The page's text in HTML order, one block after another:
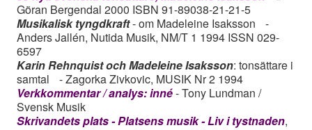
Göran Bergendal 2000 ISBN 91-89038-21-21-5
Musikalisk tyngdkraft- om Madeleine Isaksson -
Anders Jallén, Nutida Musik, NM/T 1 1994 ISSN 029-
6597
Karin Rehnquist och Madeleine Isaksson: tonsättare i
samtal - Zagorka Zivkovic, MUSIK Nr 2 1994
Verkkommentar / analys: inné- Tony Lundman /
Svensk Musik
Skrivandets plats - Platsens musik - Liv i tystnaden,